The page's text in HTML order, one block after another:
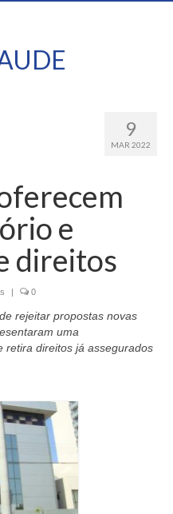
9
MAR 2022
e
direitos
| 0
rejeitar propostas novas
uma
retira direitos já assegurados